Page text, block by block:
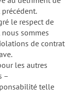
précédent.
le respect de
sommes
de contrat
les autres
–
telle